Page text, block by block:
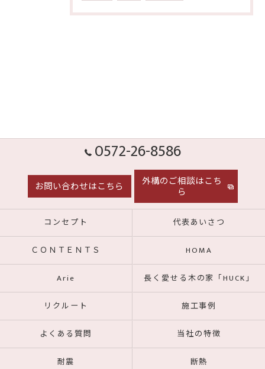
0572-26-8586
お問い合わせはこちら 外構のご相談はこち
ら
コンセプト 代表あいさつ
ＣＯＮＴＥＮＴＳ HOMA
Arie 長く愛せる木の家「HUCK」
リクルート 施工事例
よくある質問 当社の特徴
耐震 断熱